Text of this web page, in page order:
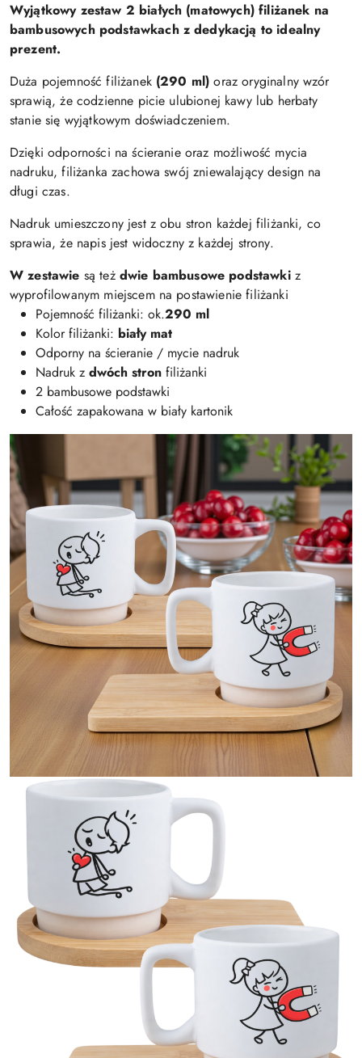
Wyjątkowy zestaw 2 białych (matowych) filiżanek na
bambusowych podstawkach z dedykacją to idealny
prezent.
Duża pojemność filiżanek (290 ml) oraz oryginalny wzór
sprawią, że codzienne picie ulubionej kawy lub herbaty
stanie się wyjątkowym doświadczeniem.
Dzięki odporności na ścieranie oraz możliwość mycia
nadruku, filiżanka zachowa swój zniewalający design na
długi czas.
Nadruk umieszczony jest z obu stron każdej filiżanki, co
sprawia, że napis jest widoczny z każdej strony.
W zestawie są też dwie bambusowe podstawkiz
wyprofilowanym miejscem na postawienie filiżanki
Pojemność filiżanki: ok.290 ml
Kolor filiżanki: biały mat
Odporny na ścieranie / mycie nadruk
Nadruk z dwóch stron filiżanki
2 bambusowe podstawki
Całość zapakowana w biały kartonik